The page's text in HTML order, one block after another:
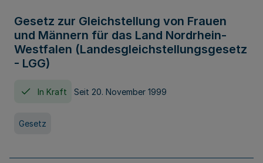
Gesetz zur Gleichstellung von Frauen
und Männern für das Land Nordrhein-
Westfalen (Landesgleichstellungsgesetz
- LGG)
In Kraft Seit 20. November 1999
Gesetz